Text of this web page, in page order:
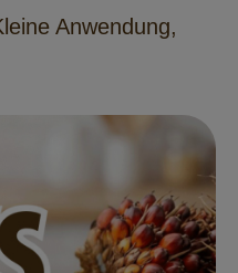
Anwendung,